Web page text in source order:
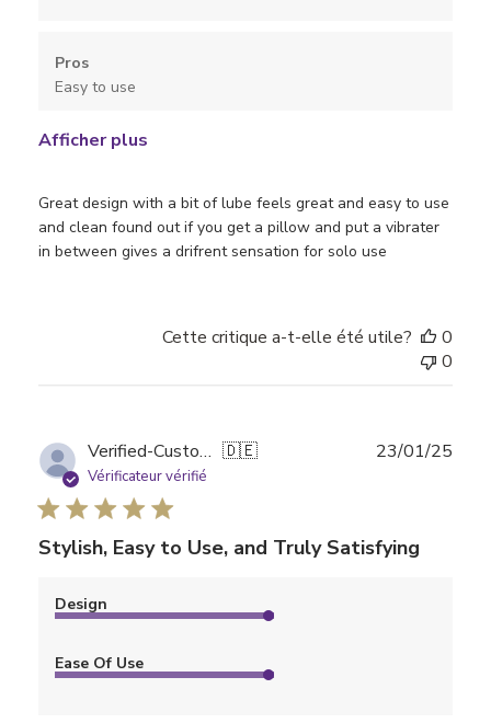
Great design with a bit of lube feels great and easy to use
and clean found out if you get a pillow and put a vibrater
in between gives a drifrent sensation for solo use
Pros
Easy to use
Afficher plus
Cette critique a-t-elle été utile?
0
0
Verified-Customer 🇩🇪
Vérificateur vérifié
Stylish, Easy to Use, and Truly Satisfying
Design
Ease Of Use
23/01/25